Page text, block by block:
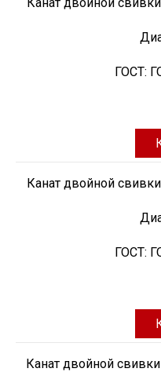
ГОСТ:
Канат двойной
ГОСТ:
Канат двойной